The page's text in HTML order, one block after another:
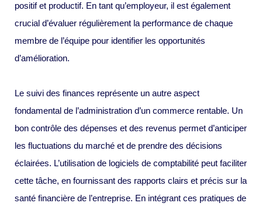
positif et productif. En tant qu’employeur, il est également
crucial d’évaluer régulièrement la performance de chaque
membre de l’équipe pour identifier les opportunités
d’amélioration.
Le suivi des finances représente un autre aspect
fondamental de l’administration d’un commerce rentable. Un
bon contrôle des dépenses et des revenus permet d’anticiper
les fluctuations du marché et de prendre des décisions
éclairées. L’utilisation de logiciels de comptabilité peut faciliter
cette tâche, en fournissant des rapports clairs et précis sur la
santé financière de l’entreprise. En intégrant ces pratiques de